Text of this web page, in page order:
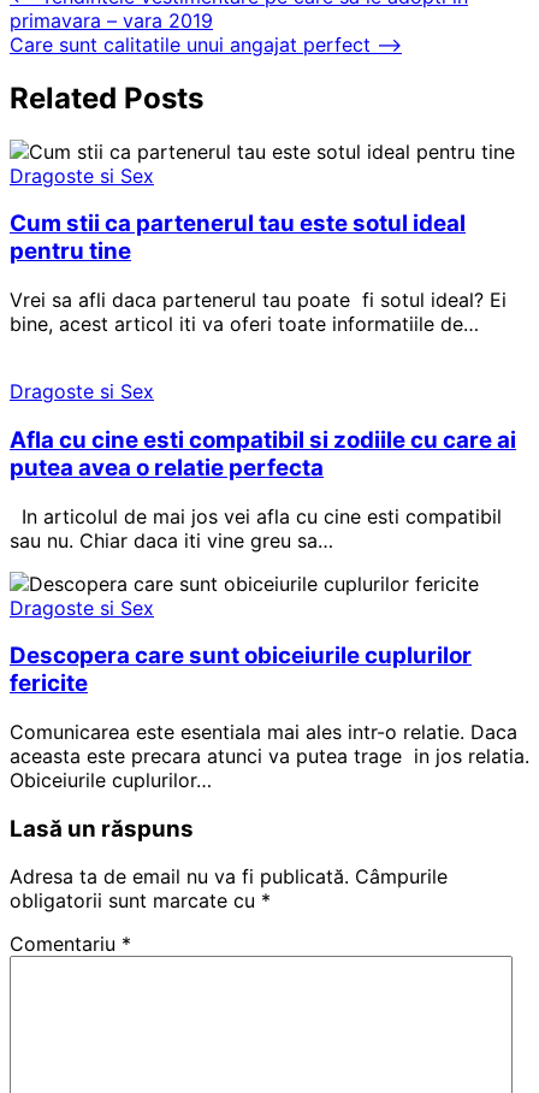
în
primavara – vara 2019
Care sunt calitatile unui angajat perfect ⟶
Related Posts
Dragoste si Sex
Cum stii ca partenerul tau este sotul ideal
pentru tine
Vrei sa afli daca partenerul tau poate fi sotul ideal? Ei
bine, acest articol iti va oferi toate informatiile de…
Dragoste si Sex
Afla cu cine esti compatibil si zodiile cu care ai
putea avea o relatie perfecta
In articolul de mai jos vei afla cu cine esti compatibil
sau nu. Chiar daca iti vine greu sa…
Dragoste si Sex
Descopera care sunt obiceiurile cuplurilor
fericite
Comunicarea este esentiala mai ales intr-o relatie. Daca
aceasta este precara atunci va putea trage in jos relatia.
Obiceiurile cuplurilor…
Lasă un răspuns
Adresa ta de email nu va fi publicată. Câmpurile
obligatorii sunt marcate cu *
Comentariu *